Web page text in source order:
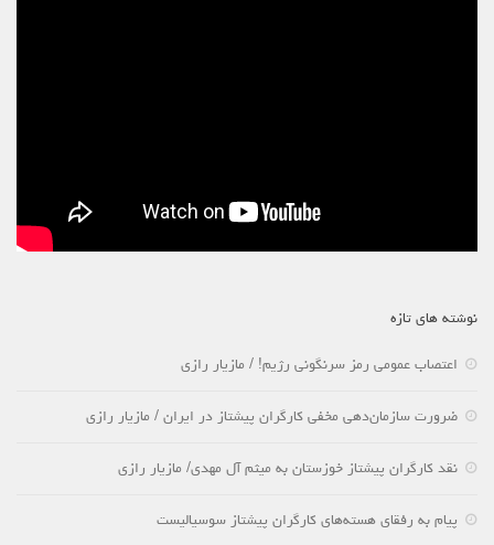
نوشته های تازه
اعتصاب عمومی رمز سرنگونی رژیم! / مازیار رازی
ضرورت سازمان‌دهی مخفی کارگران پیشتاز در ایران / مازیار رازی
نقد کارگران پیشتاز خوزستان به میثم آل مهدی/ مازیار رازی
پیام به رفقای هسته‌های کارگران پیشتاز سوسیالیست